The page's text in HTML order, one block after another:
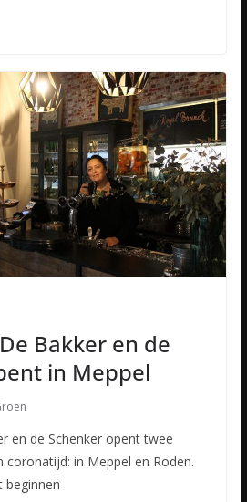
Bakker en de
in Meppel
en de Schenker opent twee
coronatijd: in Meppel en Roden.
beginnen